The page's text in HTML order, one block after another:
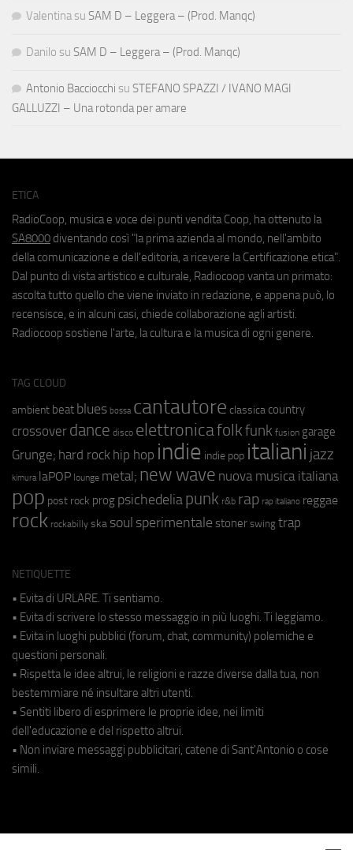
Valentina su SAM D – Leggera – (Prod. Manqc)
Danilo su SAM D – Leggera – (Prod. Manqc)
Antonio Bacciocchi su STEFANO SPAZZI / IVANO MAGI
GALLUZZI – Una rotonda per amare
ETICA
RadioCoop, musica e voce dei punti vendita Coop, ha ottenuto la
SA8000 diventando così "la prima azienda al mondo, nell'ambito
della comunicazione e dell'editoria, a ricevere la Certificazione etica".
Dal punto di vista artistico e culturale, Radiocoop vanta un primato:
ascolta tutto quello che viene inviato in redazione, e appena può, lo
recensisce, e in alcuni casi, chiede collaborazione agli artisti.
Radiocoop sostiene l'arte, la cultura e la musica di ogni genere.
TAG CLOUD
ambient beat blues bossa cantautore classica country
crossover dance disco elettronicafolkfunk fusion garage
Grunge; hard rock hip hop indie indie pop italiani jazz
kimura laPOP lounge metal; new wave nuova musica italiana
pop post rock prog psichedeliapunk r&b rap rap italiano reggae
rock rockabilly ska soul sperimentale stoner swing trap
NETIQUETTE
• Evita di URLARE. Ti sentiamo.
• Evita di scrivere lo stesso messaggio in più luoghi. Ti leggiamo.
• Evita in luoghi pubblici (forum, chat, community) polemiche e
questioni personali.
• Rispetta le idee altrui, le religioni e razze diverse dalla tua, non
bestemmiare né insultare altri utenti.
• Sentiti libero di esprimere le proprie idee, nei limiti
dell'educazione e del rispetto altrui.
• Non inviare messaggi pubblicitari, catene di Sant'Antonio o cose
simili.